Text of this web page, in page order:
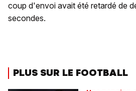
coup d'envoi avait été retardé de
secondes.
PLUS SUR LE FOOTBALL